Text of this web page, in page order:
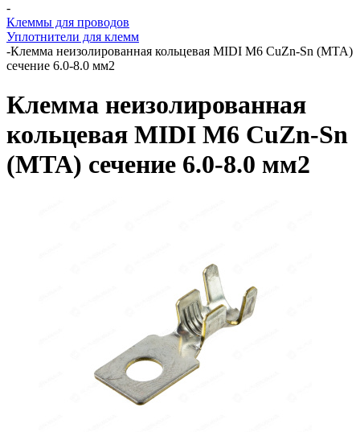
-
Клеммы для проводов
Уплотнители для клемм
-Клемма неизолированная кольцевая MIDI М6 CuZn-Sn (MTA)
сечение 6.0-8.0 мм2
Клемма неизолированная
кольцевая MIDI М6 CuZn-Sn
(MTA) сечение 6.0-8.0 мм2